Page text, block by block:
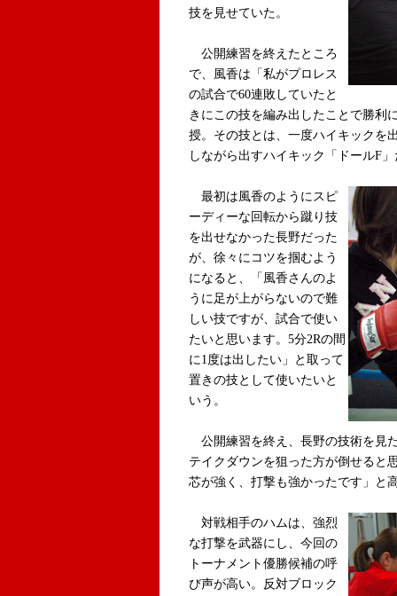
技を見せていた。
公開練習を終えたところ
で、風香は「私がプロレス
の試合で60連敗していたと
きにこの技を編み出したことで勝利
授。その技とは、一度ハイキックを
しながら出すハイキック「ドールF
最初は風香のようにスピ
ーディーな回転から蹴り技
を出せなかった長野だった
が、徐々にコツを掴むよう
になると、「風香さんのよ
うに足が上がらないので難
しい技ですが、試合で使い
たいと思います。5分2Rの間
に1度は出したい」と取って
置きの技として使いたいと
いう。
公開練習を終え、長野の技術を見
テイクダウンを狙った方が倒せると
芯が強く、打撃も強かったです」と
対戦相手のハムは、強烈
な打撃を武器にし、今回の
トーナメント優勝候補の呼
び声が高い。反対ブロック